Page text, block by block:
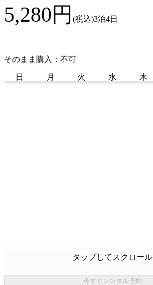
5,280円 (税込)3泊4日
そのまま購入：不可
日 月 火 水 木
タップしてスクロール
今すぐレンタル予約